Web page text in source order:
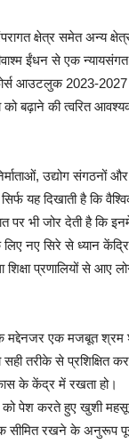
क्षेत्र समेत अन्य
ईंधन से एक
आउटलुक 2023-
को बढ़ाने की त्वरित
उद्योग संगठनों और
यह दिखाती है कि
पर भी जोर देती है कि
लिए नए सिरे से ध्यान
प्रणालियों से आए
के मद्देनजर एक मजबूत श्रम
तरीके से प्रशिक्षित
के केंद्र में रखता हो।
को पेश करते हुए खुशी
तक सीमित रखने के अनुरूप